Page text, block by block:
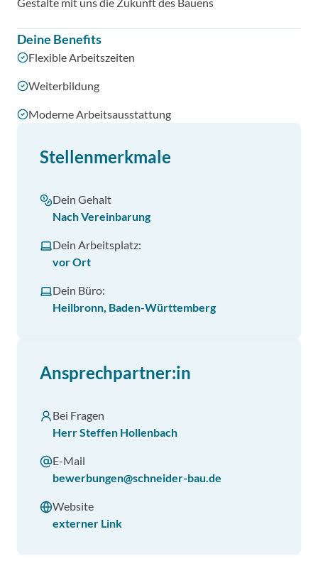
Deine Benefits
Flexible Arbeitszeiten
Weiterbildung
Moderne Arbeitsausstattung
Stellenmerkmale
Dein Gehalt
Nach Vereinbarung
Dein Arbeitsplatz:
vor Ort
Dein Büro:
Heilbronn, Baden-Württemberg
Ansprechpartner:in
Bei Fragen
Herr Steffen Hollenbach
E-Mail
bewerbungen@schneider-bau.de
Website
externer Link